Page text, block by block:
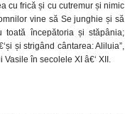
cu frică și cu cutremur și nimic
vine să Se junghie și să
începătoria și stăpânia;
și strigând cântarea: Aliluia”,
în secolele XI â€‘ XII.